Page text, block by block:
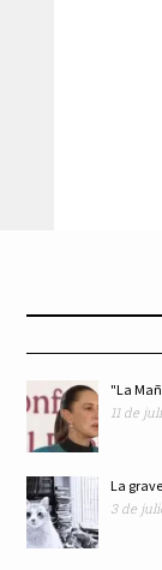
"La
11 de
La
3 de